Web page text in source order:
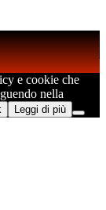
e cookie che
nella
Leggi di più